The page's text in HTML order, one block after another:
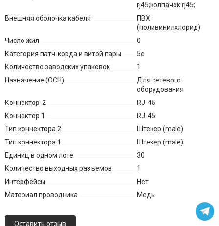
rj45;колпачок rj45;
Внешняя оболочка кабеля
ПВХ
(поливинилхлорид)
Число жил
0
Категория патч-корда и витой пары
5e
Количество заводских упаковок
1
Назначение (ОСН)
Для сетевого
оборудования
Коннектор-2
RJ-45
Коннектор 1
RJ-45
Тип коннектора 2
Штекер (male)
Тип коннектора 1
Штекер (male)
Единиц в одном лоте
30
Количество выходных разъемов
1
Интерфейсы
Нет
Материал проводника
Медь
Оставить отзыв